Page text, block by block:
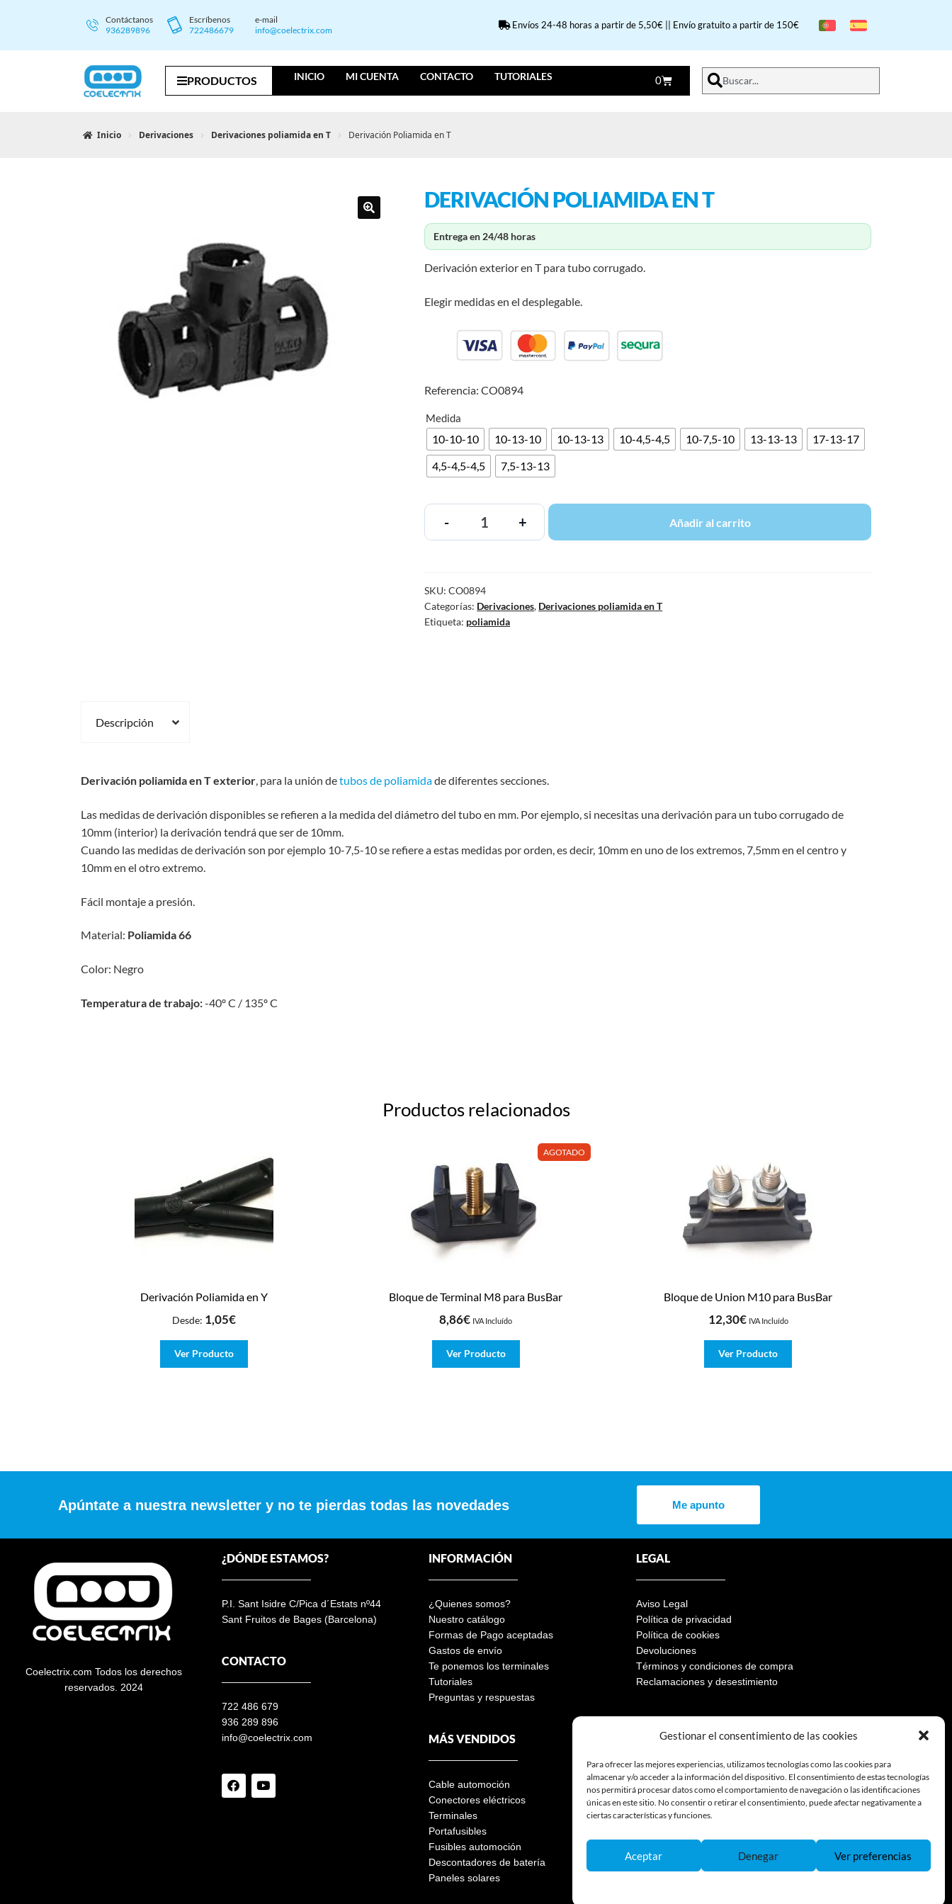
Gestionar el consentimiento de las cookies
Para ofrecer las mejores experiencias, utilizamos tecnologías como las cookies para
almacenar y/o acceder a la información del dispositivo. El consentimiento de estas tecnologías
nos permitirá procesar datos como el comportamiento de navegación o las identificaciones
únicas en este sitio. No consentir o retirar el consentimiento, puede afectar negativamente a
ciertas características y funciones.
Aceptar Denegar Ver preferencias
Contáctanos
936289896
Escríbenos
722486679
e-mail
info@coelectrix.com
Envíos 24-48 horas a partir de 5,50€ || Envío gratuito a partir de 150€
PRODUCTOS INICIO MI CUENTA CONTACTO TUTORIALES 0 Buscar...
Inicio Derivaciones Derivaciones poliamida en T Derivación Poliamida en T
DERIVACIÓN POLIAMIDA EN T
Entrega en 24/48 horas
Derivación exterior en T para tubo corrugado.
Elegir medidas en el desplegable.
Referencia: CO0894
Medida
10-10-10 10-13-10 10-13-13 10-4,5-4,5 10-7,5-10 13-13-13
17-13-17
4,5-4,5-4,5
7,5-13-13
- + Añadir al carrito
SKU:CO0894
Categorías: Derivaciones, Derivaciones poliamida en T
Etiqueta: poliamida
Descripción
Derivación poliamida en T exterior, para la unión detubos de poliamidade diferentes secciones.
Las medidas de derivación disponibles se refieren a la medida del diámetro del tubo en mm. Por ejemplo, si necesitas una derivación para un tubo corrugado de
10mm (interior) la derivación tendrá que ser de 10mm.
Cuando las medidas de derivación son por ejemplo 10-7,5-10 se refiere a estas medidas por orden, es decir, 10mm en uno de los extremos, 7,5mm en el centro y
10mm en el otro extremo.
Fácil montaje a presión.
Material: Poliamida 66
Color: Negro
Temperatura de trabajo:-40º C / 135º C
Productos relacionados
Derivación Poliamida en Y
Desde: 1,05€
Ver Producto
AGOTADO
Bloque de Terminal M8 para BusBar
8,86€ IVA Incluído
Ver Producto
Bloque de Union M10 para BusBar
12,30€ IVA Incluído
Ver Producto
Apúntate a nuestra newsletter y no te pierdas todas las novedades Me apunto
Coelectrix.com Todos los derechos
reservados. 2024
¿DÓNDE ESTAMOS?
P.I. Sant Isidre C/Pica d´Estats nº44
Sant Fruitos de Bages (Barcelona)
CONTACTO
722 486 679
936 289 896
info@coelectrix.com
INFORMACIÓN
¿Quienes somos?
Nuestro catálogo
Formas de Pago aceptadas
Gastos de envío
Te ponemos los terminales
Tutoriales
Preguntas y respuestas
MÁS VENDIDOS
Cable automoción
Conectores eléctricos
Terminales
Portafusibles
Fusibles automoción
Descontadores de batería
Paneles solares
LEGAL
Aviso Legal
Política de privacidad
Política de cookies
Devoluciones
Términos y condiciones de compra
Reclamaciones y desestimiento